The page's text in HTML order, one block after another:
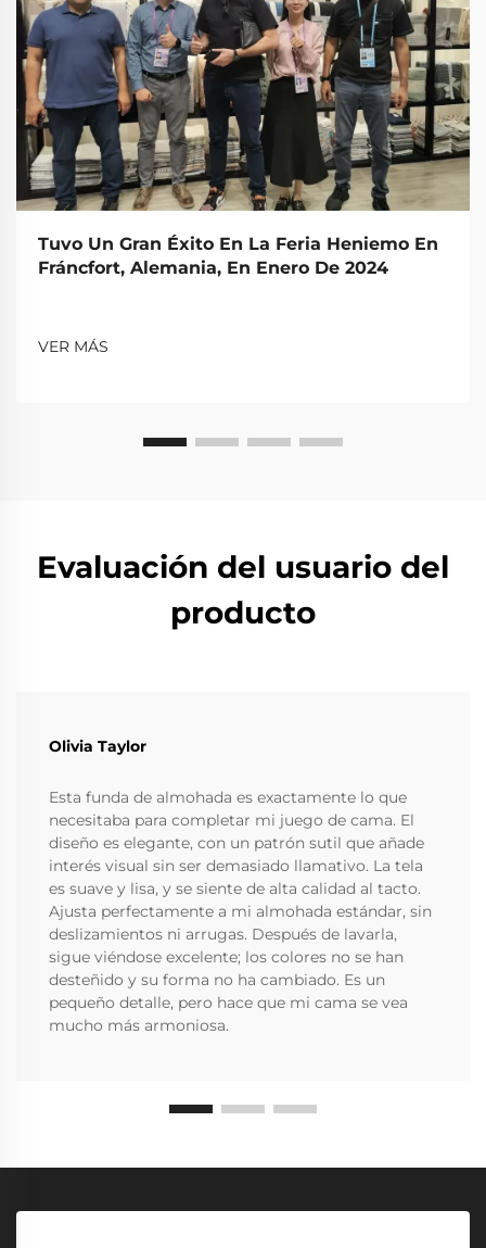
Tuvo Un Gran Éxito En La Feria Heniemo En
Fráncfort, Alemania, En Enero De 2024
VER MÁS
Evaluación del usuario del
producto
Olivia Taylor
Esta funda de almohada es exactamente lo que
necesitaba para completar mi juego de cama. El
diseño es elegante, con un patrón sutil que añade
interés visual sin ser demasiado llamativo. La tela
es suave y lisa, y se siente de alta calidad al tacto.
Ajusta perfectamente a mi almohada estándar, sin
deslizamientos ni arrugas. Después de lavarla,
sigue viéndose excelente; los colores no se han
desteñido y su forma no ha cambiado. Es un
pequeño detalle, pero hace que mi cama se vea
mucho más armoniosa.